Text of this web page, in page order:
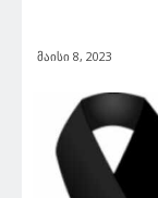
მაისი 8, 2023